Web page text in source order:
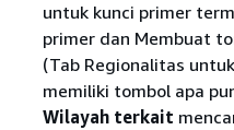
untuk kunci primer
primer dan Membuat
(Tab Regionalitas
memiliki tombol apa
Wilayah terkait